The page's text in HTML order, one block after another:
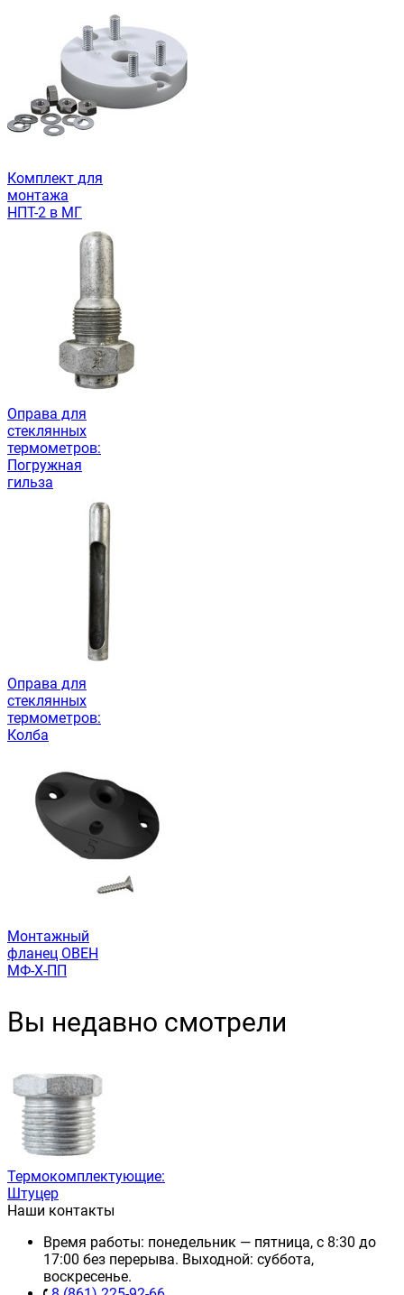
Комплект для
монтажа
НПТ-2 в МГ
Оправа для
стеклянных
термометров:
Погружная
гильза
Оправа для
стеклянных
термометров:
Колба
Монтажный
фланец ОВЕН
МФ-Х-ПП
Вы недавно смотрели
Термокомплектующие:
Штуцер
Наши контакты
Время работы: понедельник — пятница, с 8:30 до
17:00 без перерыва. Выходной: суббота,
воскресенье.